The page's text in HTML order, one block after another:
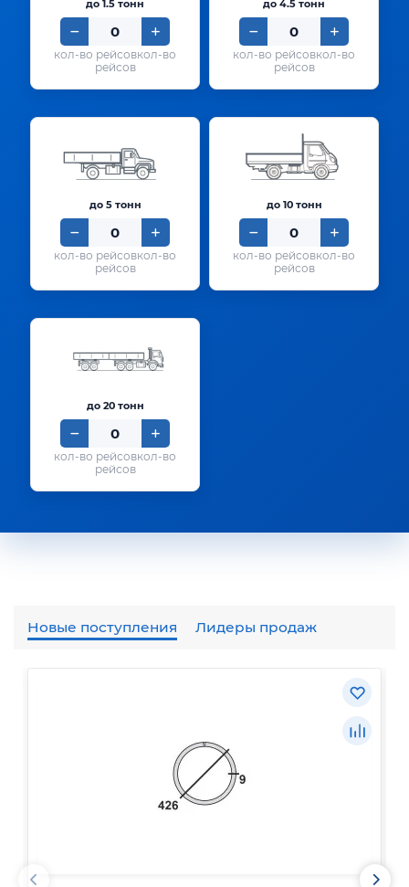
до 1.5 тонн
кол-во
рейсов
до 4.5 тонн
кол-во
рейсов
до 5 тонн
кол-во
рейсов
до 10 тонн
кол-во
рейсов
до 20 тонн
кол-во
рейсов
Новые поступления Лидеры продаж